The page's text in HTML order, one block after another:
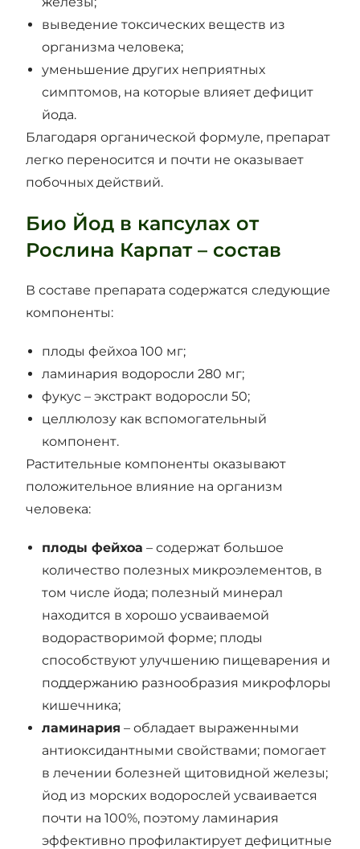
выведение токсических веществ из
организма человека;
уменьшение других неприятных
симптомов, на которые влияет дефицит
йода.
Благодаря органической формуле, препарат
легко переносится и почти не оказывает
побочных действий.
Био Йод в капсулах от
Рослина Карпат – состав
В составе препарата содержатся следующие
компоненты:
плоды фейхоа 100 мг;
ламинария водоросли 280 мг;
фукус – экстракт водоросли 50;
целлюлозу как вспомогательный
компонент.
Растительные компоненты оказывают
положительное влияние на организм
человека:
плоды фейхоа – содержат большое
количество полезных микроэлементов, в
том числе йода; полезный минерал
находится в хорошо усваиваемой
водорастворимой форме; плоды
способствуют улучшению пищеварения и
поддержанию разнообразия микрофлоры
кишечника;
ламинария – обладает выраженными
антиоксидантными свойствами; помогает
в лечении болезней щитовидной железы;
йод из морских водорослей усваивается
почти на 100%, поэтому ламинария
эффективно профилактирует дефицитные